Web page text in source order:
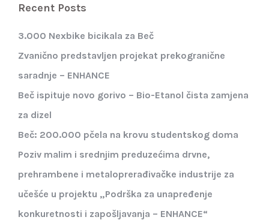
Recent Posts
3.000 Nexbike bicikala za Beč
Zvanično predstavljen projekat prekogranične
saradnje – ENHANCE
Beč ispituje novo gorivo – Bio-Etanol čista zamjena
za dizel
Beč: 200.000 pčela na krovu studentskog doma
Poziv malim i srednjim preduzećima drvne,
prehrambene i metaloprerađivačke industrije za
učešće u projektu „Podrška za unapređenje
konkuretnosti i zapošljavanja – ENHANCE“